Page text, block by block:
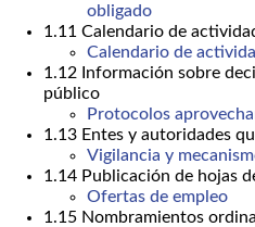
obligado
1.11 Calendario de
Calendario de
1.12 Información sobre
público
Protocolos
1.13 Entes y autoridades
Vigilancia y
1.14 Publicación de hojas
Ofertas de empleo
1.15 Nombramientos